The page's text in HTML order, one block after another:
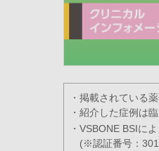
・掲載されている
・紹介した症例は
・VSBONE BSIに
(※認証番号：